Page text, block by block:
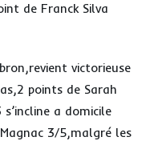
de Franck Silva
victorieuse
points de Sarah
a domicile
3/5,malgré les